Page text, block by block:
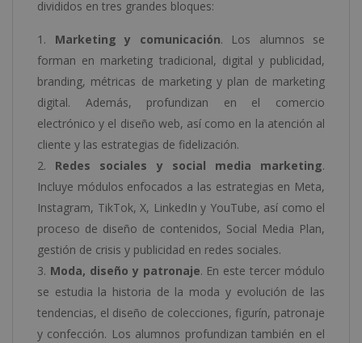
divididos en tres grandes bloques:
Marketing y comunicación. Los alumnos se
forman en marketing tradicional, digital y publicidad,
branding, métricas de marketing y plan de marketing
digital. Además, profundizan en el comercio
electrónico y el diseño web, así como en la atención al
cliente y las estrategias de fidelización.
Redes sociales y social media marketing.
Incluye módulos enfocados a las estrategias en Meta,
Instagram, TikTok, X, LinkedIn y YouTube, así como el
proceso de diseño de contenidos, Social Media Plan,
gestión de crisis y publicidad en redes sociales.
Moda, diseño y patronaje. En este tercer módulo
se estudia la historia de la moda y evolución de las
tendencias, el diseño de colecciones, figurín, patronaje
y confección. Los alumnos profundizan también en el